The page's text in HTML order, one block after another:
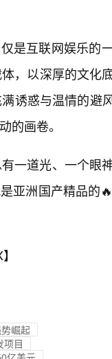
是互联网娱乐的
，以深厚的文化
诱惑与温情的避
的画卷。
一道光、一个眼
亚洲国产精品的
】
崛起
项目